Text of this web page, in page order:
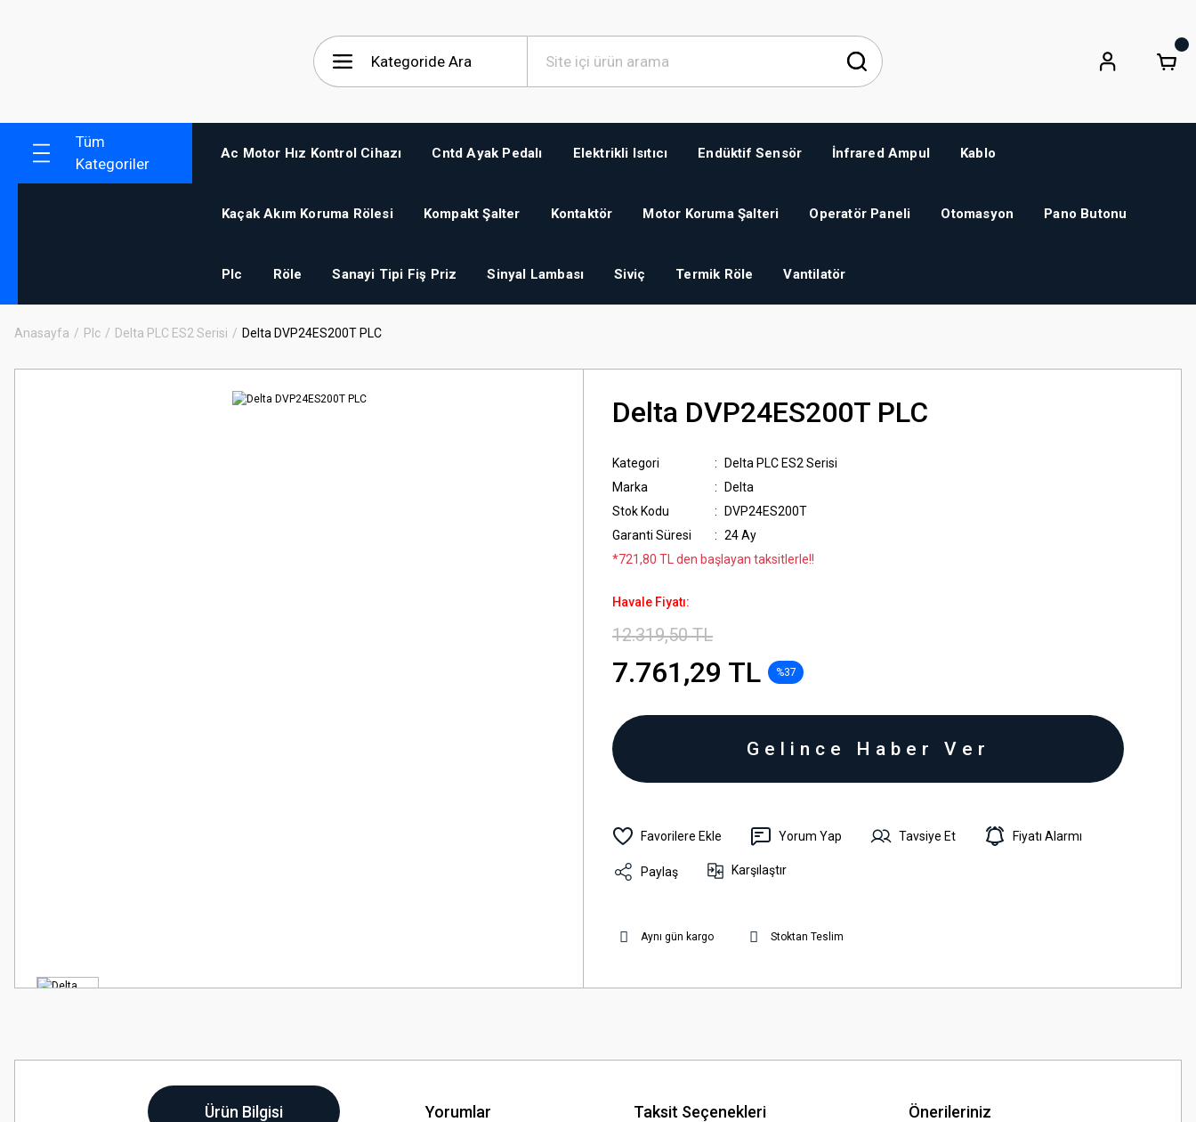
Tüm
Kategoriler
Ac Motor Hız Kontrol Cihazı Cntd Ayak Pedalı Elektrikli Isıtıcı Endüktif Sensör İnfrared Ampul Kablo
Kaçak Akım Koruma Rölesi Kompakt Şalter Kontaktör Motor Koruma Şalteri Operatör Paneli Otomasyon Pano Butonu
Plc Röle Sanayi Tipi Fiş Priz Sinyal Lambası Siviç Termik Röle Vantilatör
Anasayfa Plc Delta PLC ES2 Serisi Delta DVP24ES200T PLC
Delta DVP24ES200T PLC
Kategori
Delta PLC ES2 Serisi
Marka
Delta
Stok Kodu
DVP24ES200T
Garanti Süresi
24 Ay
*721,80 TL den başlayan taksitlerle!!
Havale Fiyatı:
12.319,50 TL
7.761,29 TL %37
Gelince Haber Ver
Yorum Yap Tavsiye Et Fiyatı Alarmı
Paylaş Karşılaştır
Aynı gün kargo Stoktan Teslim
Ürün Bilgisi Yorumlar Taksit Seçenekleri Önerileriniz